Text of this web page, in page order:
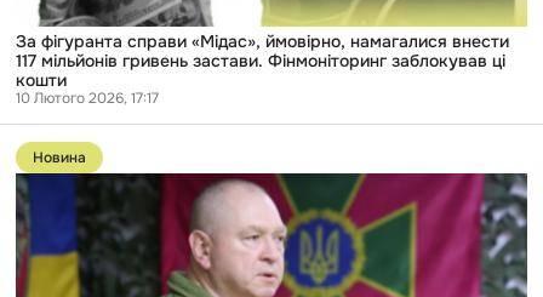
кошти
За фігуранта справи «Мідас», ймовірно, намагалися внести
117 мільйонів гривень застави. Фінмоніторинг заблокував ці
кошти
10 Лютого 2026, 17:17
Перейти
до
публікації
НАБУ
спростовує
інформацію
про
те,
що
Новина